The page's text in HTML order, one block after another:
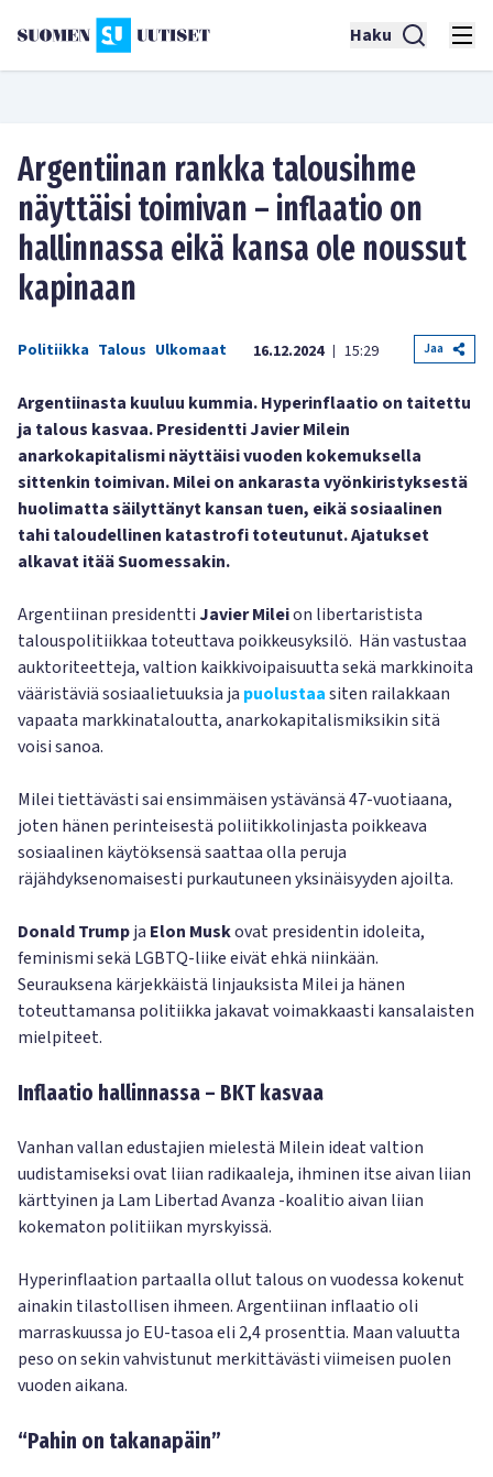
Haku
Argentiinan rankka talousihme
näyttäisi toimivan – inflaatio on
hallinnassa eikä kansa ole noussut
kapinaan
Politiikka Talous Ulkomaat 16.12.2024 | 15:29 Jaa
Argentiinasta kuuluu kummia. Hyperinflaatio on taitettu
ja talous kasvaa. Presidentti Javier Milein
anarkokapitalismi näyttäisi vuoden kokemuksella
sittenkin toimivan. Milei on ankarasta vyönkiristyksestä
huolimatta säilyttänyt kansan tuen, eikä sosiaalinen
tahi taloudellinen katastrofi toteutunut. Ajatukset
alkavat itää Suomessakin.
Argentiinan presidentti JavierMileion libertaristista
talouspolitiikkaa toteuttava poikkeusyksilö. Hän vastustaa
auktoriteetteja, valtion kaikkivoipaisuutta sekä markkinoita
vääristäviä sosiaalietuuksia ja puolustaasiten railakkaan
vapaata markkinataloutta, anarkokapitalismiksikin sitä
voisi sanoa.
Milei tiettävästi sai ensimmäisen ystävänsä 47-vuotiaana,
joten hänen perinteisestä poliitikkolinjasta poikkeava
sosiaalinen käytöksensä saattaa olla peruja
räjähdyksenomaisesti purkautuneen yksinäisyyden ajoilta.
Donald Trumpja Elon Muskovat presidentin idoleita,
feminismi sekä LGBTQ-liike eivät ehkä niinkään.
Seurauksena kärjekkäistä linjauksista Milei ja hänen
toteuttamansa politiikka jakavat voimakkaasti kansalaisten
mielpiteet.
Inflaatio hallinnassa – BKT kasvaa
Vanhan vallan edustajien mielestä Milein ideat valtion
uudistamiseksi ovat liian radikaaleja, ihminen itse aivan liian
kärttyinen ja Lam Libertad Avanza -koalitio aivan liian
kokematon politiikan myrskyissä.
Hyperinflaation partaalla ollut talous on vuodessa kokenut
ainakin tilastollisen ihmeen. Argentiinan inflaatio oli
marraskuussa jo EU-tasoa eli 2,4 prosenttia. Maan valuutta
peso on sekin vahvistunut merkittävästi viimeisen puolen
vuoden aikana.
“Pahin on takanapäin”